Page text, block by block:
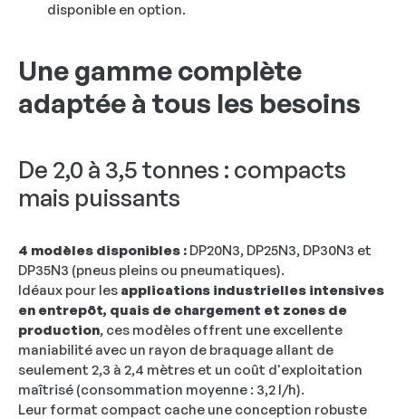
disponible en option.
Une gamme complète
adaptée à tous les besoins
De 2,0 à 3,5 tonnes : compacts
mais puissants
4 modèles disponibles : DP20N3, DP25N3, DP30N3 et
DP35N3 (pneus pleins ou pneumatiques).
Idéaux pour les applications industrielles intensives
en entrepôt, quais de chargement et zones de
production, ces modèles offrent une excellente
maniabilité avec un rayon de braquage allant de
seulement 2,3 à 2,4 mètres et un coût d'exploitation
maîtrisé (consommation moyenne : 3,2 l/h).
Leur format compact cache une conception robuste